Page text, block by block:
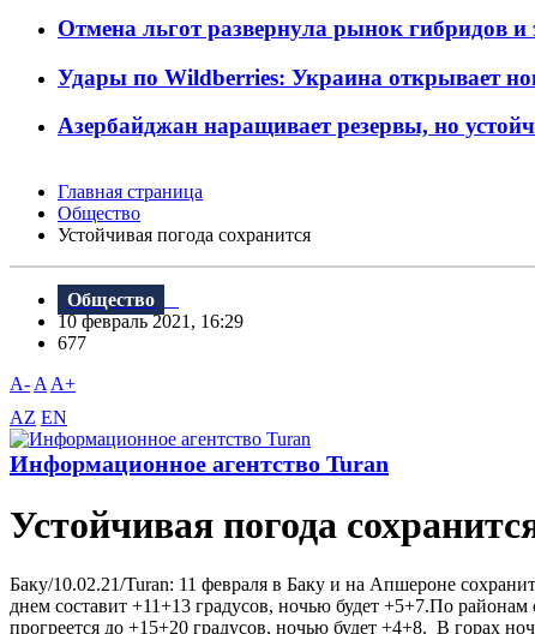
Отмена льгот развернула рынок гибридов
Удары по Wildberries: Украина открывает
Азербайджан наращивает резервы, но
Главная страница
Общество
Устойчивая погода сохранится
Общество
10 февраль 2021, 16:29
677
A- A A+
AZ EN
Информационное агентство Turan
Устойчивая погода
Баку/10.02.21/Turan: 11 февраля в Баку и на Апшероне
днем составит +11+13 градусов, ночью будет +5+7.По
прогреется до +15+20 градусов, ночью будет +4+8. В горах